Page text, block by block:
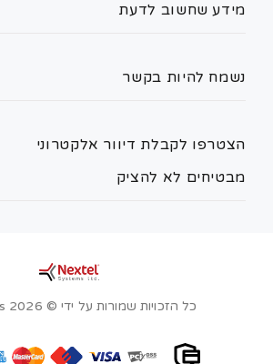
הצטרפו לקבלת דיוור אלקטרוני
מבטיחים לא להציק
מידע שחשוב לדעת
נשמח להיות בקשר
כל הזכויות שמורות על ידי © Nextelsys 2026.